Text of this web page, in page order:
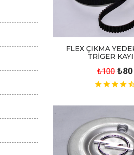
FLEX ÇIKMA
TRİGER
₺100 ₺80